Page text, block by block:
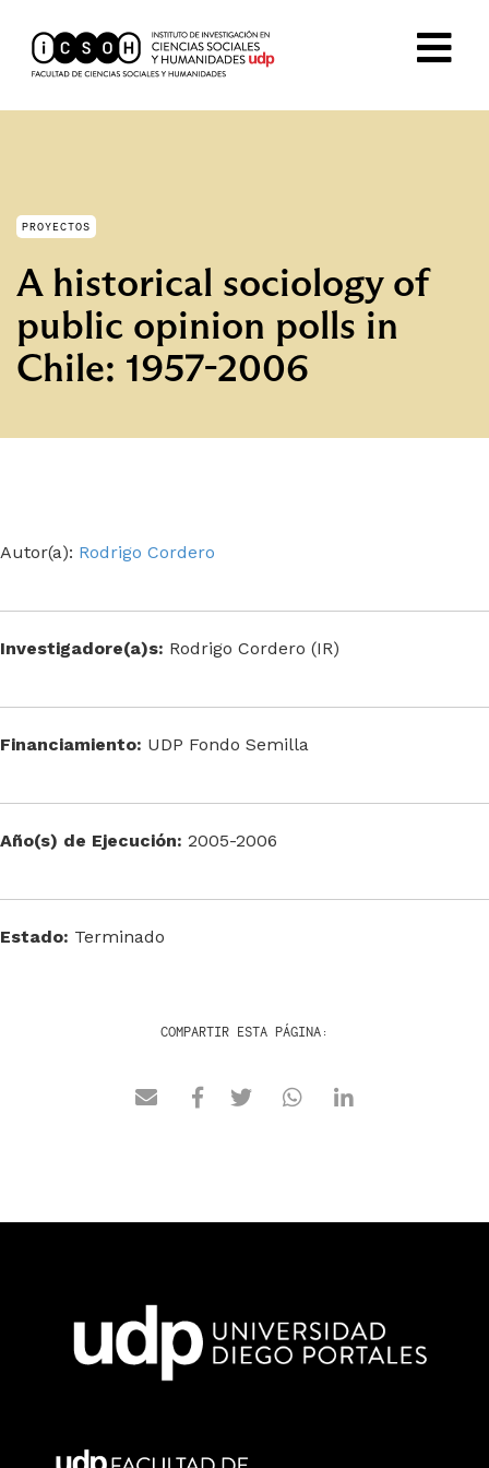
PROYECTOS
A historical sociology of
public opinion polls in
Chile: 1957-2006
Autor(a): Rodrigo Cordero
Investigadore(a)s: Rodrigo Cordero (IR)
Financiamiento: UDP Fondo Semilla
Año(s) de Ejecución: 2005-2006
Estado: Terminado
COMPARTIR ESTA PÁGINA: